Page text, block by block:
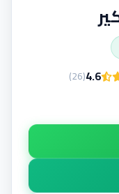
4.6
(
26
)